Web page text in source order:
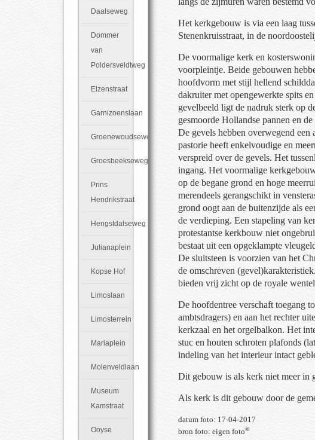
Daalseweg
Dommer
van
Poldersveldtweg
Elzenstraat
Garnizoenslaan
Groenewoudseweg
Groesbeekseweg
Prins
Hendrikstraat
Hengstdalseweg
Julianaplein
Kopse Hof
Limoslaan
Limosterrein
Mariaplein
Molenveldlaan
Museum
Kamstraat
Ooyse
Het kerkgebouw is via een laag
Stenenkruisstraat, in de
De voormalige kerk en
voorpleintje. Beide gebouwen
hoofdvorm met stijl hellend
dakruiter met opengewerkte spits
gevelbeeld ligt de nadruk sterk op
gesmoorde Hollandse pannen en
De gevels hebben overwegend
pastorie heeft enkelvoudige en
verspreid over de gevels. Het
ingang. Het voormalige
op de begane grond en hoge
merendeels gerangschikt in
grond oogt aan de buitenzijde als
de verdieping. Een stapeling van
protestantse kerkbouw niet
bestaat uit een opgeklampte
De sluitsteen is voorzien van het
de omschreven
bieden vrij zicht op de royale
De hoofdentree verschaft toegang
ambtsdragers) en aan het rechter
kerkzaal en het orgelbalkon. Het
stuc en houten schroten plafonds
indeling van het interieur intact
Dit gebouw is als kerk niet meer in
Als kerk is dit gebouw door de
datum foto: 17-04-2017
bron foto: eigen foto©